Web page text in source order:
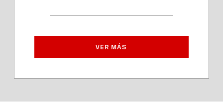
VER MÁS